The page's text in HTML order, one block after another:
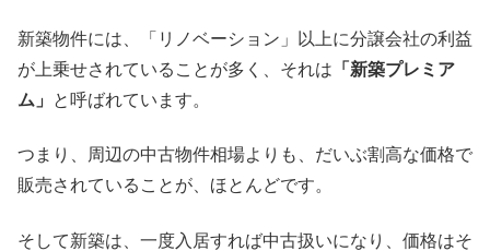
新築物件には、「リノベーション」以上に分譲会社の利益
が上乗せされていることが多く、それは 「新築プレミア
ム」
と呼ばれています。
つまり、周辺の中古物件相場よりも、だいぶ割高な価格で
販売されていることが、ほとんどです。
そして新築は、一度入居すれば中古扱いになり、価格はそ